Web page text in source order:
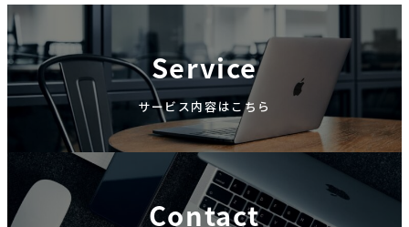
Service
サービス内容はこちら
Contact